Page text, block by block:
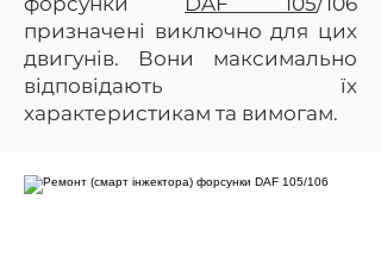
призначені виключно для цих
двигунів. Вони максимально
відповідають їх
характеристикам та вимогам.